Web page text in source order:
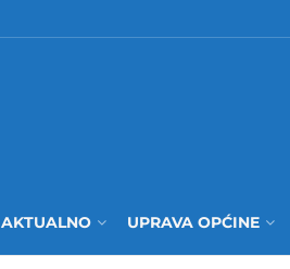
AKTUALNO UPRAVA OPĆINE